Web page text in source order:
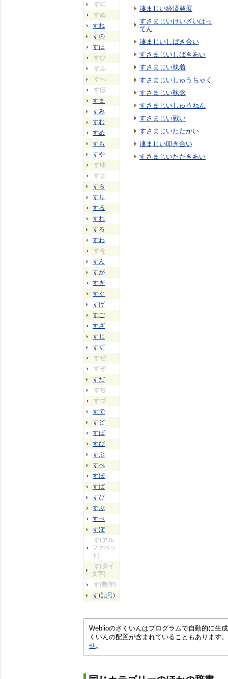
すに
すぬ
すね
すの
すは
すひ
すふ
すへ
すほ
すま
すみ
すむ
すめ
すも
すや
すゆ
すよ
すら
すり
する
すれ
すろ
すわ
すを
すん
すが
すぎ
すぐ
すげ
すご
すざ
すじ
すず
すぜ
すぞ
すだ
すぢ
すづ
すで
すど
すば
すび
すぶ
すべ
すぼ
すぱ
すぴ
すぷ
すぺ
すぽ
す(アル
ファベッ
ト)
す(タイ
文字)
す(数字)
す(記号)
凄まじい経済発展
すさまじいけいざいはっ
てん
凄まじいしばき合い
すさまじいしばきあい
すさまじい執着
すさまじいしゅうちゃく
すさまじい執念
すさまじいしゅうねん
すさまじい戦い
すさまじいたたかい
凄まじい叩き合い
すさまじいたたきあい
Weblioのさくいんはプログラムで自動的に生
くいんの配置が含まれていることもあります
せ。